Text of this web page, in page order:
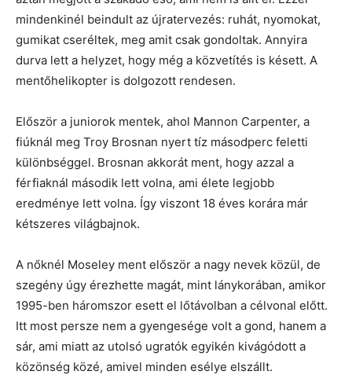
mindenkinél beindult az újratervezés: ruhát, nyomokat,
gumikat cseréltek, meg amit csak gondoltak. Annyira
durva lett a helyzet, hogy még a közvetítés is késett. A
mentőhelikopter is dolgozott rendesen.
Először a juniorok mentek, ahol Mannon Carpenter, a
fiúknál meg Troy Brosnan nyert tíz másodperc feletti
különbséggel. Brosnan akkorát ment, hogy azzal a
férfiaknál második lett volna, ami élete legjobb
eredménye lett volna. Így viszont 18 éves korára már
kétszeres világbajnok.
A nőknél Moseley ment először a nagy nevek közül, de
szegény úgy érezhette magát, mint lánykorában, amikor
1995-ben háromszor esett el lőtávolban a célvonal előtt.
Itt most persze nem a gyengesége volt a gond, hanem a
sár, ami miatt az utolsó ugratók egyikén kivágódott a
közönség közé, amivel minden esélye elszállt.